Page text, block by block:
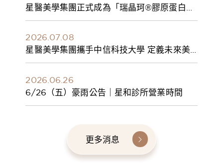
星醫美學集團正式成為「瑞晶珂®膠原蛋白植
入劑」台灣獨家總代理
2026.07.08
星醫美學集團攜手中信科技大學 定義未來美
學人才新標準 建構健康美學產學共育模式 串
2026.06.26
6/26（五）豪雨公告｜星和診所營業時間
更多消息